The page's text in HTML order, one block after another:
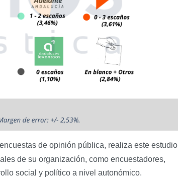
de opinión pública, realiza este estudio
de su organización, como encuestadores,
social y político a nivel autonómico.